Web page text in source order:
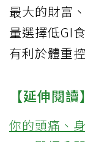
最大的財富
量選擇低GI
有利於體重
【延伸閱讀】
你的頭痛、